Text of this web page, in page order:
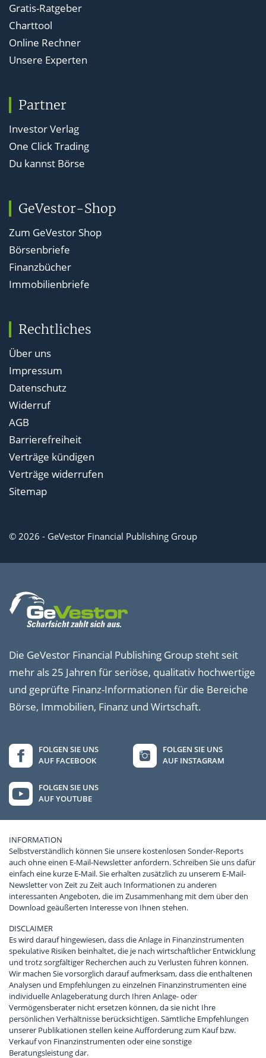
Gratis-Ratgeber
Charttool
Online Rechner
Unsere Experten
Partner
Investor Verlag
One Click Trading
Du kannst Börse
GeVestor-Shop
Zum GeVestor Shop
Börsenbriefe
Finanzbücher
Immobilienbriefe
Rechtliches
Über uns
Impressum
Datenschutz
Widerruf
AGB
Barrierefreiheit
Verträge kündigen
Verträge widerrufen
Sitemap
© 2026 - GeVestor Financial Publishing Group
Die GeVestor Financial Publishing Group steht seit
mehr als 25 Jahren für seriöse, qualitativ hochwertige
und geprüfte Finanz-Informationen für die Bereiche
Börse, Immobilien, Finanz und Wirtschaft.
FOLGEN SIE UNS
AUF FACEBOOK
FOLGEN SIE UNS
AUF INSTAGRAM
FOLGEN SIE UNS
AUF YOUTUBE
INFORMATION
Selbstverständlich können Sie unsere kostenlosen Sonder-Reports
auch ohne einen E-Mail-Newsletter anfordern. Schreiben Sie uns dafür
einfach eine kurze E-Mail. Sie erhalten zusätzlich zu unserem E-Mail-
Newsletter von Zeit zu Zeit auch Informationen zu anderen
interessanten Angeboten, die im Zusammenhang mit dem über den
Download geäußerten Interesse von Ihnen stehen.
DISCLAIMER
Es wird darauf hingewiesen, dass die Anlage in Finanzinstrumenten
spekulative Risiken beinhaltet, die je nach wirtschaftlicher Entwicklung
und trotz sorgfältiger Recherchen auch zu Verlusten führen können.
Wir machen Sie vorsorglich darauf aufmerksam, dass die enthaltenen
Analysen und Empfehlungen zu einzelnen Finanzinstrumenten eine
individuelle Anlageberatung durch Ihren Anlage- oder
Vermögensberater nicht ersetzen können, da sie nicht Ihre
persönlichen Verhältnisse berücksichtigen. Sämtliche Empfehlungen
unserer Publikationen stellen keine Aufforderung zum Kauf bzw.
Verkauf von Finanzinstrumenten oder eine sonstige
Beratungsleistung dar.